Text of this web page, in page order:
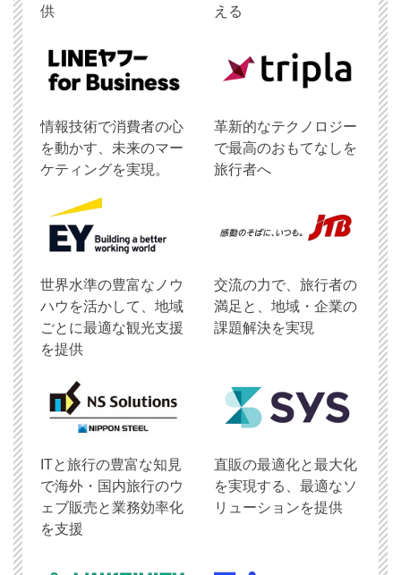
供
える
情報技術で消費者の心
を動かす、未来のマー
ケティングを実現。
革新的なテクノロジー
で最高のおもてなしを
旅行者へ
世界水準の豊富なノウ
ハウを活かして、地域
ごとに最適な観光支援
を提供
交流の力で、旅行者の
満足と、地域・企業の
課題解決を実現
ITと旅行の豊富な知見
で海外・国内旅行のウ
ェブ販売と業務効率化
を支援
直販の最適化と最大化
を実現する、最適なソ
リューションを提供